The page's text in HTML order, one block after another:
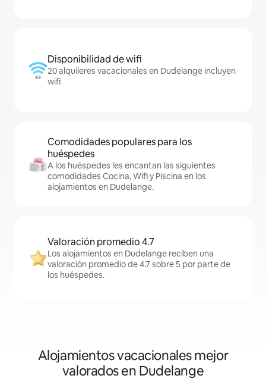
Disponibilidad de wifi
20 alquileres vacacionales en Dudelange incluyen
wifi
Comodidades populares para los
huéspedes
A los huéspedes les encantan las siguientes
comodidades Cocina, Wifi y Piscina en los
alojamientos en Dudelange.
Valoración promedio 4.7
Los alojamientos en Dudelange reciben una
valoración promedio de 4.7 sobre 5 por parte de
los huéspedes.
Alojamientos vacacionales mejor
valorados en Dudelange